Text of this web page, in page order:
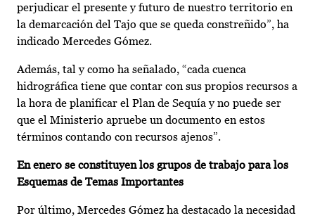
perjudicar el presente y futuro de nuestro territorio en
la demarcación del Tajo que se queda constreñido”, ha
indicado Mercedes Gómez.
Además, tal y como ha señalado, “cada cuenca
hidrográfica tiene que contar con sus propios recursos a
la hora de planificar el Plan de Sequía y no puede ser
que el Ministerio apruebe un documento en estos
términos contando con recursos ajenos”.
En enero se constituyen los grupos de trabajo para los
Esquemas de Temas Importantes
Por último, Mercedes Gómez ha destacado la necesidad